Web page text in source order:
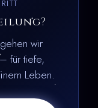
wir
für tiefe,
Leben.